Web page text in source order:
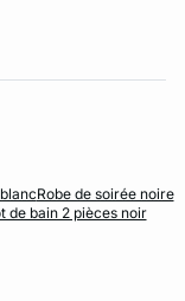
Robe de soirée noire
de bain 2 pièces noir